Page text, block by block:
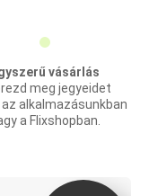
vásárlás
meg jegyeidet
az alkalmazásunkban
a Flixshopban.